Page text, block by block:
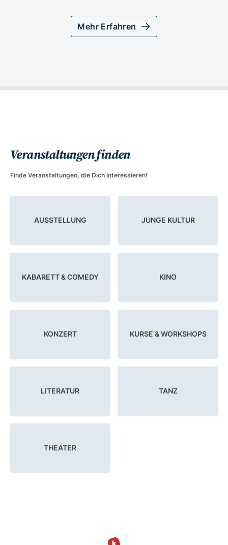
Mehr Erfahren
Veranstaltungen finden
Finde Veranstaltungen, die Dich interessieren!
AUSSTELLUNG JUNGE KULTUR
KABARETT & COMEDY KINO
KONZERT KURSE & WORKSHOPS
LITERATUR TANZ
THEATER